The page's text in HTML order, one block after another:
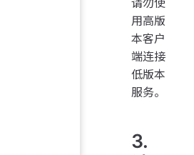
用高版
本客户
端连接
低版本
服务。
3.